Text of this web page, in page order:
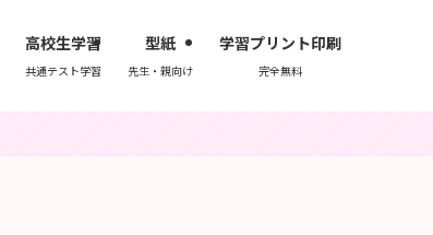
高校生学習
共通テスト学習
型紙
先生・親向け
学習プリント印刷
完全無料